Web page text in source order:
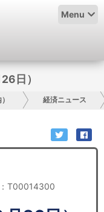
Menu
日）
経済ニュース
T00014300